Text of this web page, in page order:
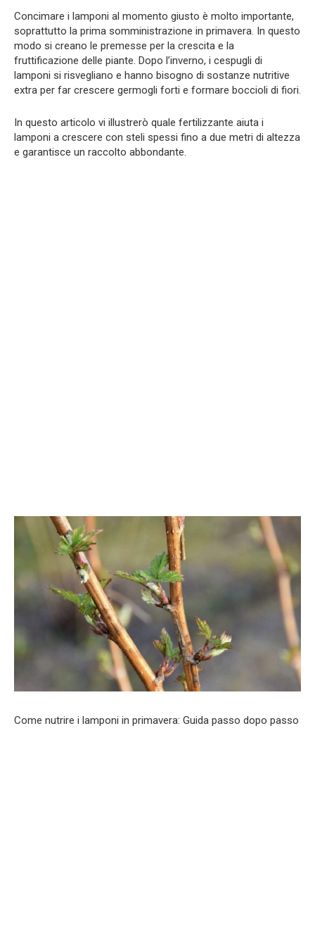
Concimare i lamponi al momento giusto è molto importante,
soprattutto la prima somministrazione in primavera. In questo
modo si creano le premesse per la crescita e la
fruttificazione delle piante. Dopo l’inverno, i cespugli di
lamponi si risvegliano e hanno bisogno di sostanze nutritive
extra per far crescere germogli forti e formare boccioli di fiori.
In questo articolo vi illustrerò quale fertilizzante aiuta i
lamponi a crescere con steli spessi fino a due metri di altezza
e garantisce un raccolto abbondante.
Come nutrire i lamponi in primavera: Guida passo dopo passo